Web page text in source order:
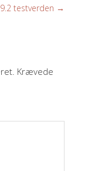
testverden →
Krævede